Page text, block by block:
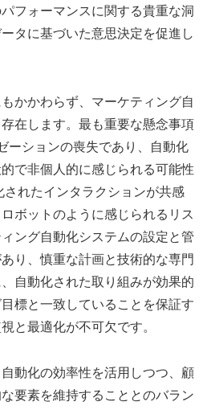
フォーマンスに関する貴重な洞
タに基づいた意思決定を促進し
かかわらず、マーケティング自
在します。最も重要な懸念事項
ーションの喪失であり、自動化
で非個人的に感じられる可能性
れたインタラクションが共感
ボットのように感じられるリス
ング自動化システムの設定と管
り、慎重な計画と技術的な専門
自動化された取り組みが効果的
標と一致していることを保証す
と最適化が不可欠です。
動化の効率性を活用しつつ、顧
要素を維持することとのバラン